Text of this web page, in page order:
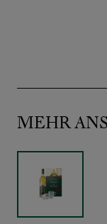
MEHR